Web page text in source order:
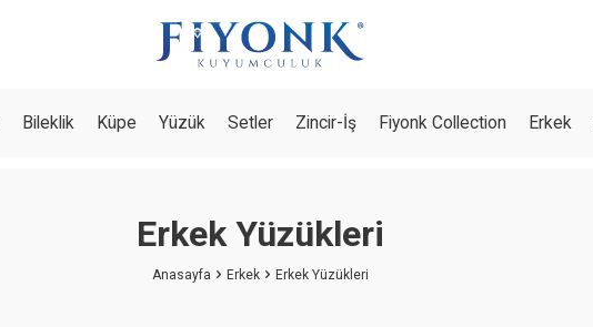
Bileklik Küpe Yüzük Setler Zincir-İş Fiyonk Collection Erkek
Erkek Yüzükleri
Anasayfa Erkek Erkek Yüzükleri